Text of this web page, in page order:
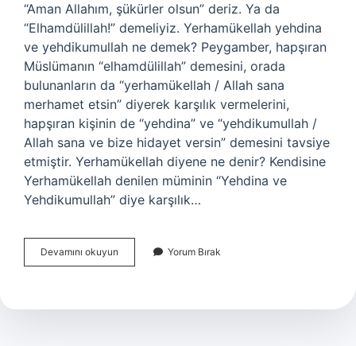
“Aman Allahım, şükürler olsun” deriz. Ya da
“Elhamdülillah!” demeliyiz. Yerhamükellah yehdina
ve yehdikumullah ne demek? Peygamber, hapşıran
Müslümanın “elhamdülillah” demesini, orada
bulunanların da “yerhamükellah / Allah sana
merhamet etsin” diyerek karşılık vermelerini,
hapşıran kişinin de “yehdina” ve “yehdikumullah /
Allah sana ve bize hidayet versin” demesini tavsiye
etmiştir. Yerhamükellah diyene ne denir? Kendisine
Yerhamükellah denilen müminin “Yehdina ve
Yehdikumullah” diye karşılık…
Devamını okuyun Hapşırdıktan
Sonra
Denir
Yorum Bırak